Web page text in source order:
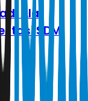
Alat
SDM